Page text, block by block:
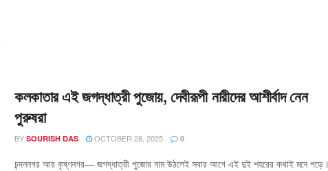
কলকাতার এই জগদ্ধাত্রী পুজোয়, দেবীরূপী নারীদের আশীর্বাদ নেন
পুরুষরা
BY SOURISH DAS OCTOBER 28, 2025 0
চন্দননগর আর কৃষ্ণনগর— জগদ্ধাত্রী পুজোর নাম উঠলেই সবার আগে এই দুই শহরের কথাই মনে পড়ে।